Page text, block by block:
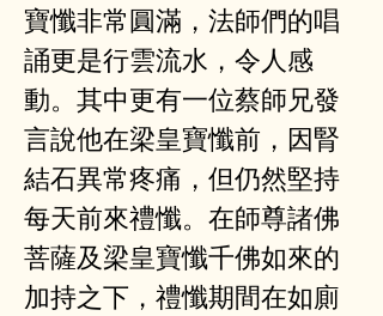
寶懺非常圓滿，法師們的唱
誦更是行雲流水，令人感
動。其中更有一位蔡師兄發
言說他在梁皇寶懺前，因腎
結石異常疼痛，但仍然堅持
每天前來禮懺。在師尊諸佛
菩薩及梁皇寶懺千佛如來的
加持之下，禮懺期間在如廁